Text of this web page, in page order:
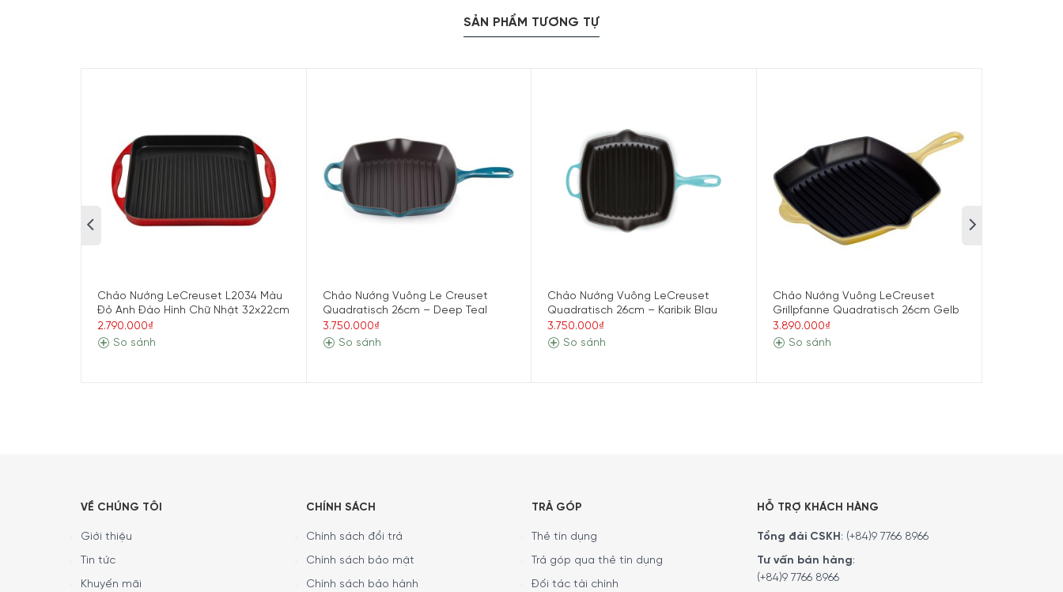
Chảo Nướng Chữ Nhật LeCreuset Grillpfanne Rechteckig Trad. 32x22cm Deep Teal mang phong cách truyền thống
Minh House xin giới thiệu đến các quý khách hàng dòng sản phẩm chảo gang tráng mem cao cấp đến từ thương hiệu Le Creuset của Pháp. Tất cả các sản
phẩm chảo gang tráng men của Le Creuset đều được gia công rất tỉ mỉ dưới bàn tay của các thợ lành nghề. Với kinh nghiệm sản xuất chảo gang tráng men
trên 95 năm, các sản phẩm của Le Creuset luôn được đánh giá về chất lượng, hoàn hảo và uy tín bậc nhất trên thế giới. Sản phẩm Chảo Nướng Chữ Nhật
LeCreuset Grillpfanne Rechteckig Trad. 32x22cm Deep Teal.
1. Đặc Điểm Nổi Bật Của Chảo Nướng Chữ Nhật LeCreuset Grillpfanne Rechteckig Trad. 32x22cm Deep Teal
SẢN PHẨM TƯƠNG TỰ
Chảo Nướng LeCreuset L2034 Màu
Đỏ Anh Đào Hình Chữ Nhật 32x22cm
2.790.000₫
So sánh
Chảo Nướng Vuông Le Creuset
Quadratisch 26cm – Deep Teal
3.750.000₫
So sánh
Chảo Nướng Vuông LeCreuset
Quadratisch 26cm – Karibik Blau
3.750.000₫
So sánh
Chảo Nướng Vuông LeCreuset
Grillpfanne Quadratisch 26cm Gelb
3.890.000₫
So sánh
VỀ CHÚNG TÔI
Giới thiệu
Tin tức
Khuyến mãi
CHÍNH SÁCH
Chính sách đổi trả
Chính sách bảo mật
Chính sách bảo hành
TRẢ GÓP
Thẻ tín dụng
Trả góp qua thẻ tín dụng
Đối tác tài chính
HỖ TRỢ KHÁCH HÀNG
Tổng đài CSKH: (+84)9 7766 8966
Tư vấn bán hàng:
(+84)9 7766 8966